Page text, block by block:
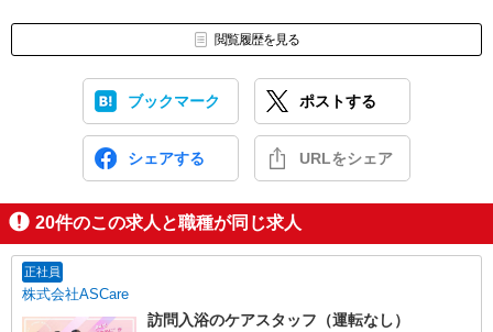
閲覧履歴を見る
ブックマーク ポストする
シェアする URLをシェア
20件のこの求人と職種が同じ求人
正社員
株式会社ASCare
訪問入浴のケアスタッフ（運転なし）